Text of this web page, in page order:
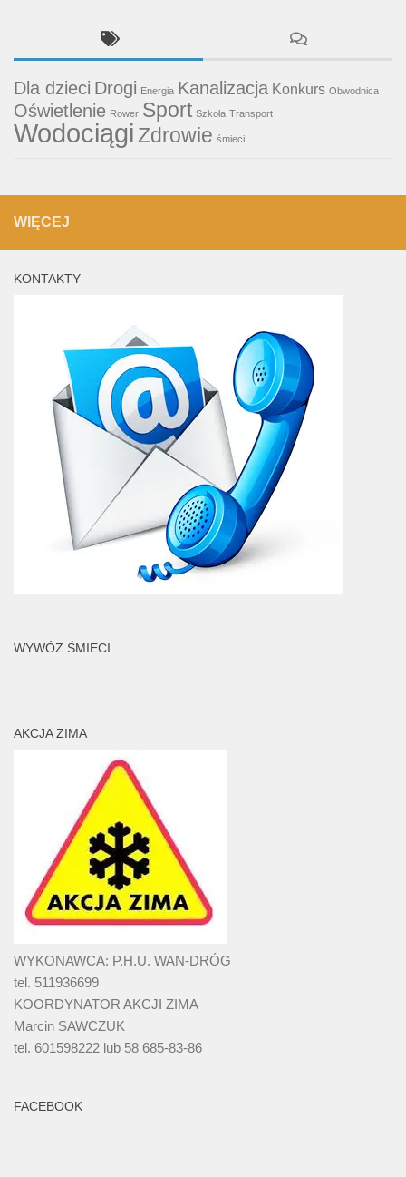
Dla dzieci Drogi Energia Kanalizacja Konkurs Obwodnica
Oświetlenie Rower Sport Szkoła Transport
WodociągiZdrowie śmieci
WIĘCEJ
KONTAKTY
WYWÓZ ŚMIECI
AKCJA ZIMA
WYKONAWCA: P.H.U. WAN-DRÓG
tel. 511936699
KOORDYNATOR AKCJI ZIMA
Marcin SAWCZUK
tel. 601598222 lub 58 685-83-86
FACEBOOK